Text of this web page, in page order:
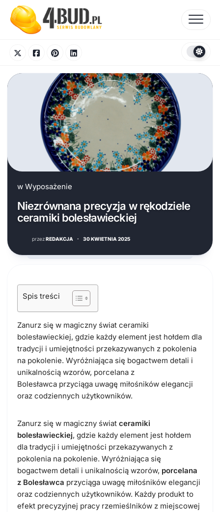
content
w Wyposażenie
Niezrównana precyzja w rękodziele
ceramiki bolesławieckiej
przezREDAKCJA · 30 KWIETNIA 2025
Spis treści
Zanurz się w magiczny świat ceramiki
bolesławieckiej, gdzie każdy element jest hołdem dla
tradycji i umiejętności przekazywanych z pokolenia
na pokolenie. Wyróżniająca się bogactwem detali i
unikalnością wzorów, porcelana z
Bolesławca przyciąga uwagę miłośników elegancji
oraz codziennych użytkowników.
Zanurz się w magiczny świat ceramiki
bolesławieckiej, gdzie każdy element jest hołdem
dla tradycji i umiejętności przekazywanych z
pokolenia na pokolenie. Wyróżniająca się
bogactwem detali i unikalnością wzorów, porcelana
z Bolesławca przyciąga uwagę miłośników elegancji
oraz codziennych użytkowników. Każdy produkt to
efekt precyzyjnej pracy rzemieślników z miejscowej